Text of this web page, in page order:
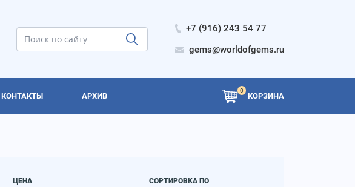
+7 (916) 243 54 77
gems@worldofgems.ru
КОНТАКТЫ АРХИВ
0
КОРЗИНА
ЦЕНА СОРТИРОВКА ПО